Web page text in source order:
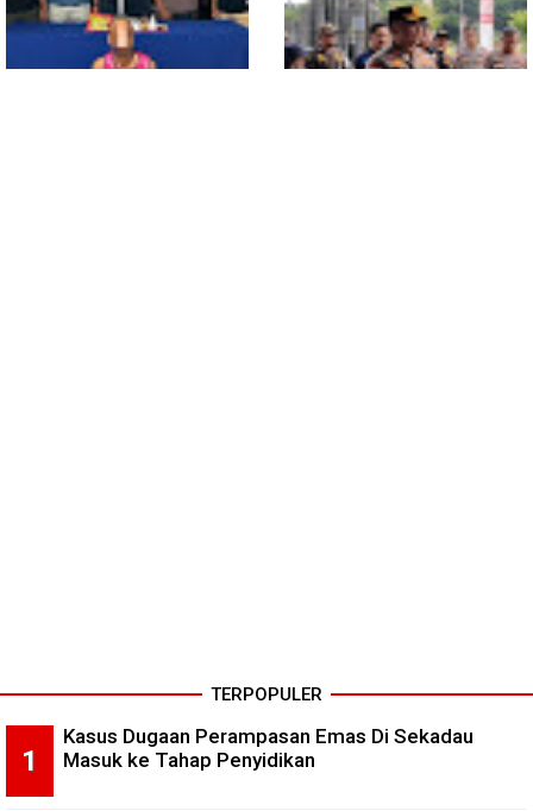
TERPOPULER
Kasus Dugaan Perampasan Emas Di Sekadau
Masuk ke Tahap Penyidikan